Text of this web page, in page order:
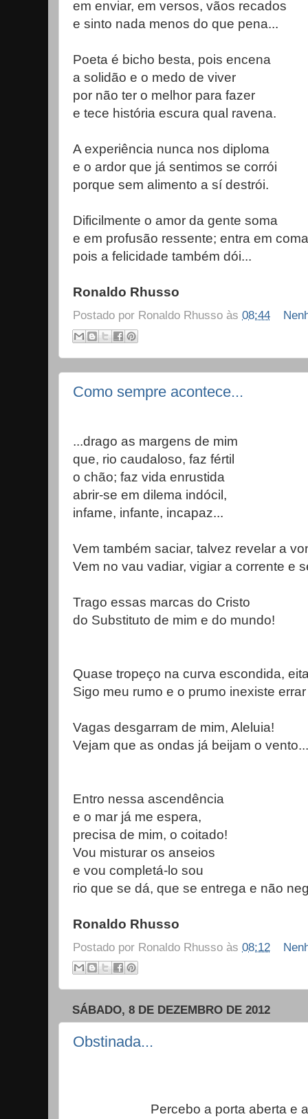
em enviar, em versos, vãos recados
e sinto nada menos do que pena...
Poeta é bicho besta, pois encena
a solidão e o medo de viver
por não ter o melhor para fazer
e tece história escura qual ravena.
A experiência nunca nos diploma
e o ardor que já sentimos se corrói
porque sem alimento a sí destrói.
Dificilmente o amor da gente soma
e em profusão ressente; entra em
pois a felicidade também dói...
Ronaldo Rhusso
Postado por Ronaldo Rhusso às 08:44
Como sempre acontece...
...drago as margens de mim
que, rio caudaloso, faz fértil
o chão; faz vida enrustida
abrir-se em dilema indócil,
infame, infante, incapaz...
Vem também saciar, talvez revelar a
Vem no vau vadiar, vigiar a corrente e
Trago essas marcas do Cristo
do Substituto de mim e do mundo!
Quase tropeço na curva escondida,
Sigo meu rumo e o prumo inexiste
Vagas desgarram de mim, Aleluia!
Vejam que as ondas já beijam o vento...
Entro nessa ascendência
e o mar já me espera,
precisa de mim, o coitado!
Vou misturar os anseios
e vou completá-lo sou
rio que se dá, que se entrega e não
Ronaldo Rhusso
Postado por Ronaldo Rhusso às 08:12
SÁBADO, 8 DE DEZEMBRO DE 2012
Obstinada...
Percebo a porta aberta e